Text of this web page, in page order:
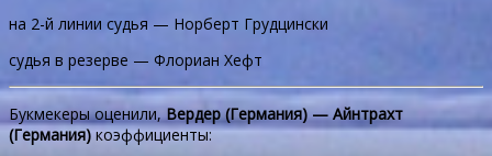
на 2-й линии судья — Норберт Грудцински
судья в резерве — Флориан Хефт
Букмекеры оценили,Вердер (Германия) — Айнтрахт
(Германия) коэффициенты: